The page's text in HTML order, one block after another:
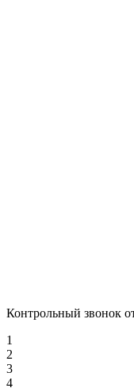
Контрольный звонок
1
2
3
4